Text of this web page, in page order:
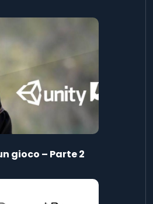
gioco – Parte 2